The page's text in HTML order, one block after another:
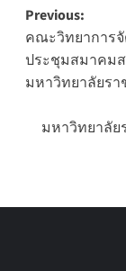
Post
Previous:
คณะวิทยาการจั
ประชุมสมาคม
มหาวิทยาลัยรา
มหาวิทยาลัย